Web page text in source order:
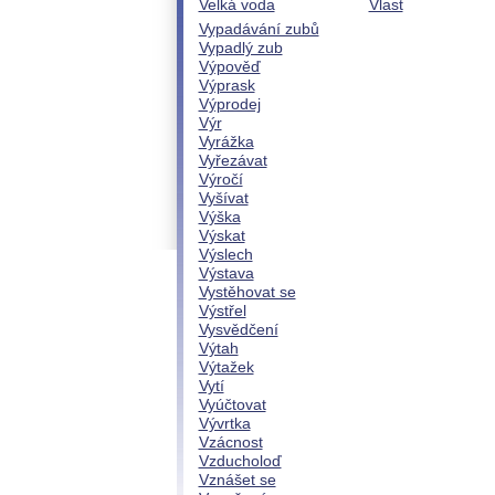
Velká voda
Vlast
Vypadávání zubů
Vypadlý zub
Výpověď
Výprask
Výprodej
Výr
Vyrážka
Vyřezávat
Výročí
Vyšívat
Výška
Výskat
Výslech
Výstava
Vystěhovat se
Výstřel
Vysvědčení
Výtah
Výtažek
Vytí
Vyúčtovat
Vývrtka
Vzácnost
Vzducholoď
Vznášet se